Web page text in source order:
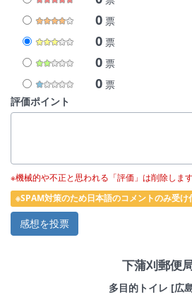
0 票
0 票
0 票
0 票
評価ポイント
※機械的や不正と思われる「評価」は削除しま
※SPAM対策のため日本語のコメントのみ受け
下蒲刈郵便
多目的トイレ [広